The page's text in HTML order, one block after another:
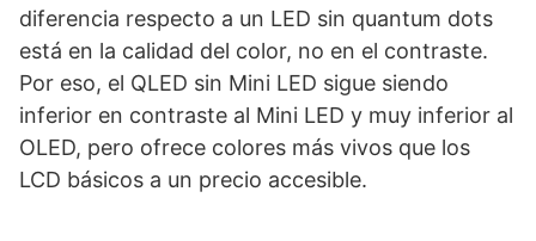
diferencia respecto a un LED sin quantum dots
está en la calidad del color, no en el contraste.
Por eso, el QLED sin Mini LED sigue siendo
inferior en contraste al Mini LED y muy inferior al
OLED, pero ofrece colores más vivos que los
LCD básicos a un precio accesible.